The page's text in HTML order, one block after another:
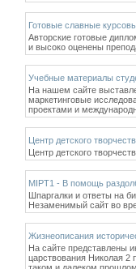
Готовые славные
Авторские готовые
и высоко оценены
Учебные материалы
На нашем сайте
маркетинговые
проектами и
Центр детского
Центр детского
MIPT1 - В помощь
Шпаргалки и ответы на
Незаменимый сайт во
Жизнеописания
На сайте представлены
царствования Николая 2